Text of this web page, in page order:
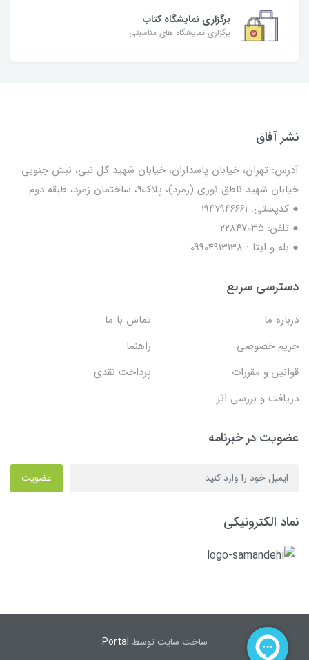
برگزاری نمایشگاه کتاب
برگزاری نمایشگاه های مناسبتی
نشر آفاق
آدرس: تهران، خیابان پاسداران، خیابان شهید گل نبی، نبش جنوبی
خیابان شهید ناطق نوری (زمرد)، پلاک9، ساختمان زمرد، طبقه دوم
● کدپستی: ۱۹۴۷۹۴۶۶۶۱
● تلفن: ٢٢٨۴٧۰۳۵
● بله و ایتا : 09904913138
دسترسی سریع
درباره ما
تماس با ما
حریم خصوصی
راهنما
قوانین و مقررات
پرداخت نقدی
دریافت و بررسی اثر
عضویت در خبرنامه
عضویت
نماد الکترونیکی
ساخت سایت توسط Portal